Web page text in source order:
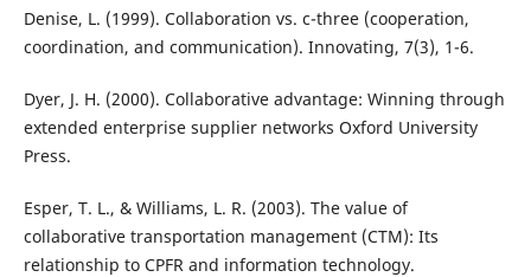
Denise, L. (1999). Collaboration vs. c-three (cooperation,
coordination, and communication). Innovating, 7(3), 1-6.
Dyer, J. H. (2000). Collaborative advantage: Winning through
extended enterprise supplier networks Oxford University
Press.
Esper, T. L., & Williams, L. R. (2003). The value of
collaborative transportation management (CTM): Its
relationship to CPFR and information technology.